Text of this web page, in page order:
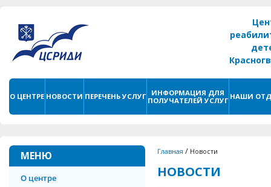
О ЦЕНТРЕ НОВОСТИ ПЕРЕЧЕНЬ УСЛУГ
ИНФОРМАЦИЯ ДЛЯ
ПОЛУЧАТЕЛЕЙ УСЛУГ НАШИ
МЕНЮ
О центре
Главная / Новости
НОВОСТИ